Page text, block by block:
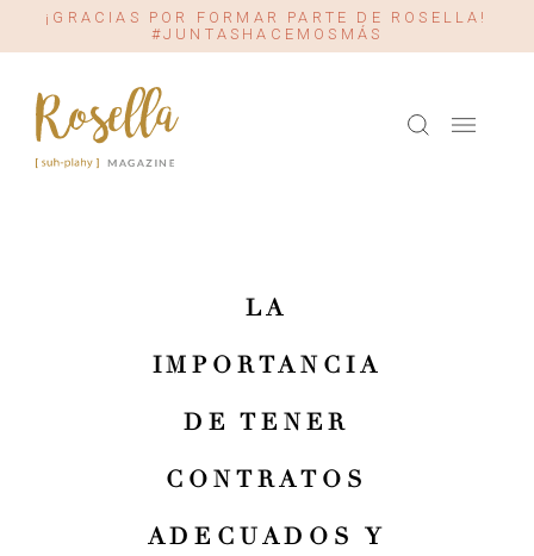
¡GRACIAS POR FORMAR PARTE DE ROSELLA!
#JUNTASHACEMOSMÁS
LA
IMPORTANCIA
DE TENER
CONTRATOS
ADECUADOS Y